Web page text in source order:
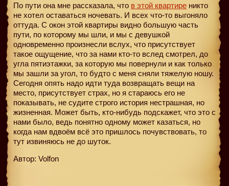
По пути она мне рассказала, что в этой квартире никто
не хотел оставаться ночевать. И всех что-то выгоняло
оттуда. С окон этой квартиры видно большую часть
пути, по которому мы шли, и мы с девушкой
одновременно произнесли вслух, что присутствует
такое ощущение, что за нами кто-то вслед смотрел, до
угла пятиэтажки, за которую мы повернули и как только
мы зашли за угол, то будто с меня сняли тяжелую ношу.
Сегодня опять надо идти туда возвращать вещи на
место, присутствует страх, но я стараюсь его не
показывать, не судите строго история нестрашная, но
жизненная. Может быть, кто-нибудь подскажет, что это с
нами было, ведь понятно одному может казаться, но
когда нам вдвоём всё это пришлось почувствовать, то
тут извиняюсь не до шуток.
Автор: Volfon